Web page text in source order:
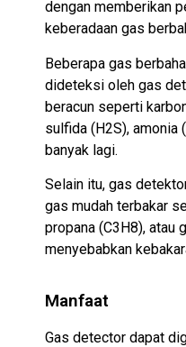
dengan memberikan
keberadaan gas
Beberapa gas
dideteksi oleh gas
beracun seperti
sulfida (H2S), amonia
banyak lagi.
Selain itu, gas
gas mudah terbakar
propana (C3H8), atau
menyebabkan
Manfaat
Gas detector dapat